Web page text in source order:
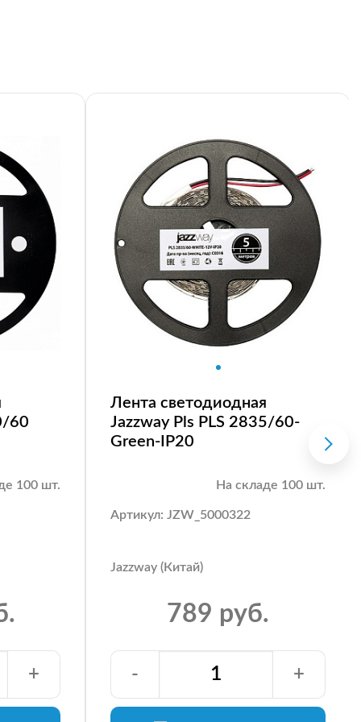
60
100 шт.
+
Лента светодиодная
Jazzway Pls PLS 2835/60-
Green-IP20
На складе 100 шт.
Артикул: JZW_5000322
Jazzway (Китай)
789 руб.
- +